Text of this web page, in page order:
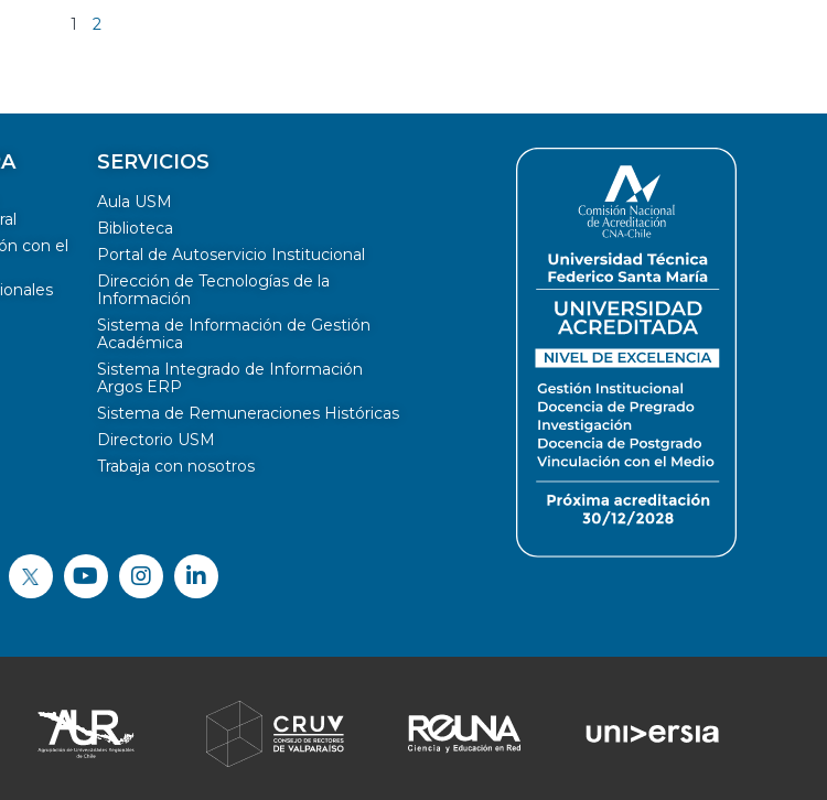
1 2
con el
SERVICIOS
Aula USM
Biblioteca
Portal de Autoservicio Institucional
Dirección de Tecnologías de la
Información
Sistema de Información de Gestión
Académica
Sistema Integrado de Información
Argos ERP
Sistema de Remuneraciones Históricas
Directorio USM
Trabaja con nosotros